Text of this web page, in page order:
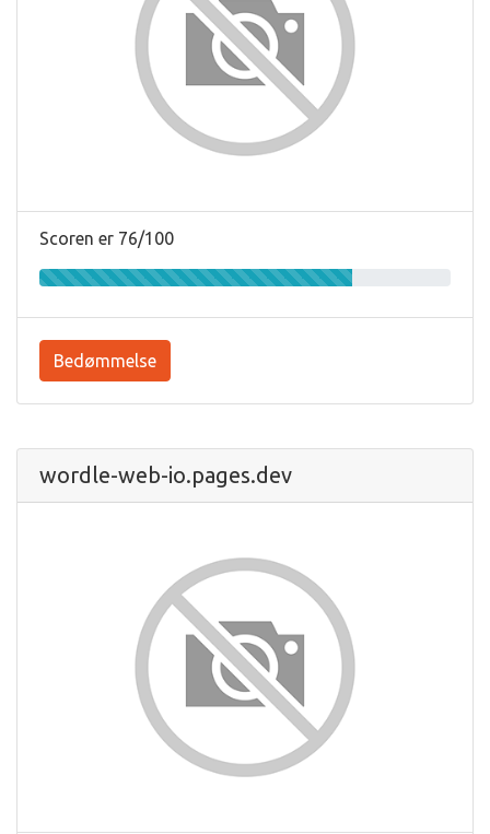
Scoren er 76/100
Bedømmelse
wordle-web-io.pages.dev